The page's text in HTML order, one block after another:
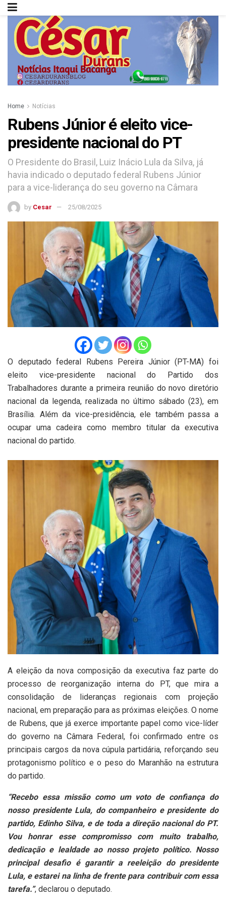
Home Notícias
Rubens Júnior é eleito vice-
presidente nacional do PT
O Presidente do Brasil, Luiz Inácio Lula da Silva, já
havia indicado o deputado federal Rubens Júnior
para a vice-liderança do seu governo na Câmara
by Cesar 25/08/2025
O deputado federal Rubens Pereira Júnior (PT-MA) foi
eleito vice-presidente nacional do Partido dos
Trabalhadores durante a primeira reunião do novo diretório
nacional da legenda, realizada no último sábado (23), em
Brasília. Além da vice-presidência, ele também passa a
ocupar uma cadeira como membro titular da executiva
nacional do partido.
A eleição da nova composição da executiva faz parte do
processo de reorganização interna do PT, que mira a
consolidação de lideranças regionais com projeção
nacional, em preparação para as próximas eleições. O nome
de Rubens, que já exerce importante papel como vice-líder
do governo na Câmara Federal, foi confirmado entre os
principais cargos da nova cúpula partidária, reforçando seu
protagonismo político e o peso do Maranhão na estrutura
do partido.
“Recebo essa missão como um voto de confiança do
nosso presidente Lula, do companheiro e presidente do
partido, Edinho Silva, e de toda a direção nacional do PT.
Vou honrar esse compromisso com muito trabalho,
dedicação e lealdade ao nosso projeto político. Nosso
principal desafio é garantir a reeleição do presidente
Lula, e estarei na linha de frente para contribuir com essa
tarefa.”, declarou o deputado.